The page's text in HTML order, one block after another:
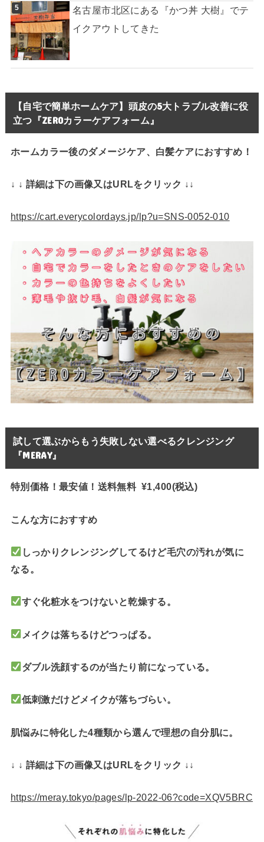
名古屋市北区にある『かつ丼 大樹』でテ
イクアウトしてきた
【自宅で簡単ホームケア】頭皮の5大トラブル改善に役
立つ『ZEROカラーケアフォーム』
ホームカラー後のダメージケア、白髪ケアにおすすめ！
↓ ↓ 詳細は下の画像又はURLをクリック ↓↓
https://cart.everycolordays.jp/lp?u=SNS-0052-010
試して選ぶからもう失敗しない選べるクレンジング
『MERAY』
特別価格！最安値！送料無料 ¥1,400(税込)
こんな方におすすめ
しっかりクレンジングしてるけど毛穴の汚れが気に
なる。
すぐ化粧水をつけないと乾燥する。
メイクは落ちるけどつっぱる。
ダブル洗顔するのが当たり前になっている。
低刺激だけどメイクが落ちづらい。
肌悩みに特化した4種類から選んで理想の自分肌に。
↓ ↓ 詳細は下の画像又はURLをクリック ↓↓
https://meray.tokyo/pages/lp-2022-06?code=XQV5BRC